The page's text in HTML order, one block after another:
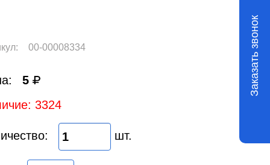
00-00008334
5
3324
шт.
Заказать звонок